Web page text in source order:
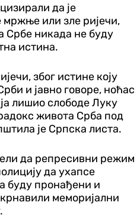
да је
мржње или зле ријечи,
Србе никада не буду
истина.
због истине коју
и јавно говоре, ноћас
лишио слободе Луку
живота Срба под
је Српска листа.
да репресивни режим
да ухапсе
буду пронађени и
меморијални